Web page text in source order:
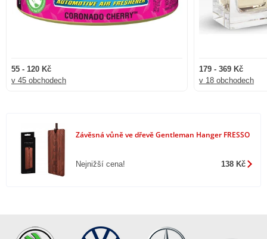
55 - 120 Kč
v 45 obchodech
179 - 369 Kč
v 18 obchodech
Závěsná vůně ve dřevě Gentleman Hanger FRESSO
Nejnižší cena! 138 Kč